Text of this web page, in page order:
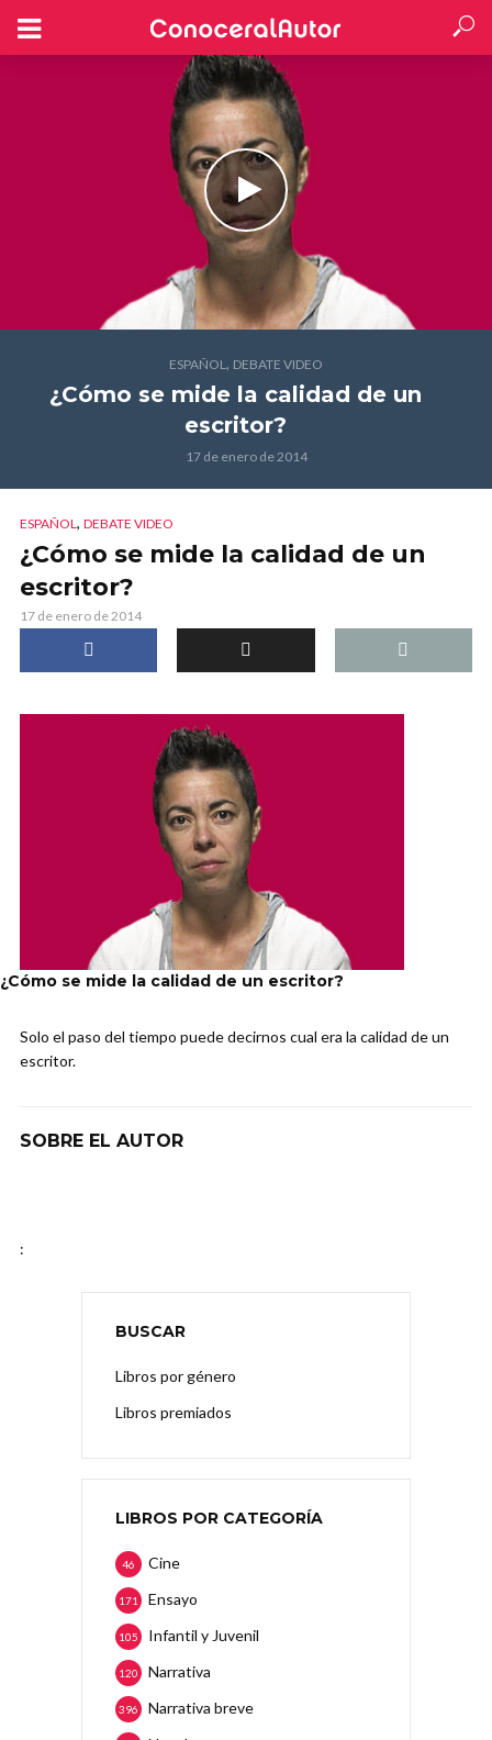
ESPAÑOL, DEBATE VIDEO
¿Cómo se mide la calidad de un
escritor?
17 de enero de 2014
ESPAÑOL, DEBATE VIDEO
¿Cómo se mide la calidad de un
escritor?
17 de enero de 2014
¿Cómo se mide la calidad de un escritor?
Solo el paso del tiempo puede decirnos cual era la calidad de un
escritor.
SOBRE EL AUTOR
:
BUSCAR
Libros por género
Libros premiados
LIBROS POR CATEGORÍA
Cine
46
Ensayo
171
Infantil y Juvenil
105
Narrativa
120
Narrativa breve
396